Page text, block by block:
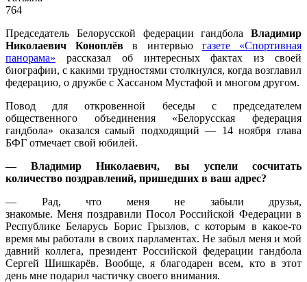
764
Председатель Белорусской федерации гандбола Владимир
Николаевич Коноплёв в интервью газете «Спортивная
панорама» рассказал об интересных фактах из своей
биографии, с какими трудностями столкнулся, когда возглавил
федерацию, о дружбе с Хассаном Мустафой и многом другом.
Повод для откровенной беседы с председателем
общественного объединения «Белорусская федерация
гандбола» оказался самый подходящий — 14 ноября глава
БФГ отмечает свой юбилей.
— Владимир Николаевич, вы успели сосчитать
количество поздравлений, пришедших в ваш адрес?
— Рад, что меня не забыли друзья,
знакомые. Меня поздравили Посол Российской Федерации в
Республике Беларусь Борис Грызлов, с которым в какое-то
время мы работали в своих парламентах. Не забыл меня и мой
давний коллега, президент Российской федерации гандбола
Сергей Шишкарёв. Вообще, я благодарен всем, кто в этот
день мне подарил частичку своего внимания.